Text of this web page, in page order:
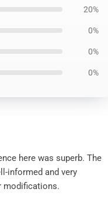
20%
0%
0%
0%
here was superb. The
informed and very
modifications.